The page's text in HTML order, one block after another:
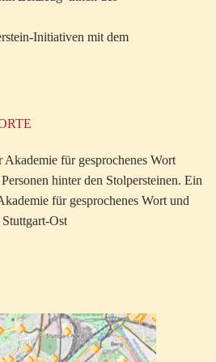
Initiativen mit dem
Akademie für gesprochenes Wort
hinter den Stolpersteinen. Ein
für gesprochenes Wort und
Ost